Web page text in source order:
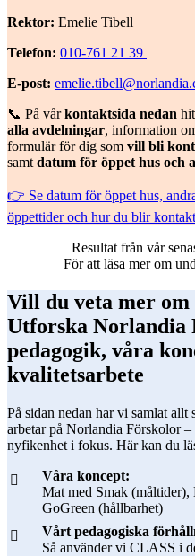
Rektor: Emelie Tibell
Telefon: 010-761 21 39
E-post:
📞 På vårkontaktsida nedan
alla avdelningar, information
formulär för dig som vill bli
samt datum för öppet hus och
👉 Se datum för öppet hus,
öppettider och hur du blir
Resultat från vår
För att läsa mer om
Vill du veta mer
Utforska Norlandia
pedagogik, våra
kvalitetsarbete
På sidan nedan har vi samlat
arbetar på Norlandia Förskolor
nyfikenhet i fokus. Här kan du
Våra koncept:
Mat med Smak (måltider),
GoGreen (hållbarhet)
Vårt pedagogiska
Så använder vi CLASS i